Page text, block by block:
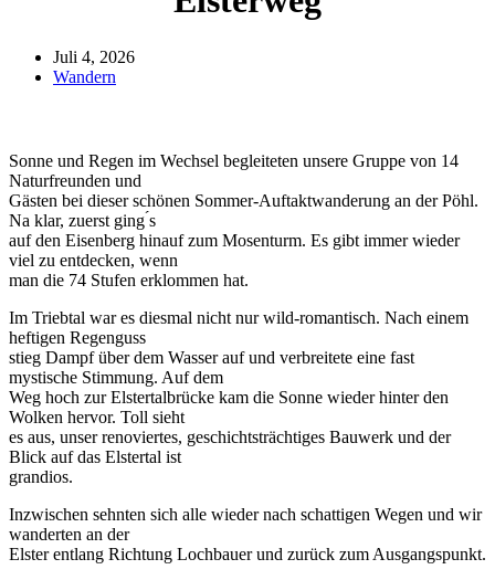
Juli 4, 2026
Wandern
Sonne und Regen im Wechsel begleiteten unsere Gruppe von 14
Naturfreunden und
Gästen bei dieser schönen Sommer-Auftaktwanderung an der Pöhl.
Na klar, zuerst ging ́s
auf den Eisenberg hinauf zum Mosenturm. Es gibt immer wieder
viel zu entdecken, wenn
man die 74 Stufen erklommen hat.
Im Triebtal war es diesmal nicht nur wild-romantisch. Nach einem
heftigen Regenguss
stieg Dampf über dem Wasser auf und verbreitete eine fast
mystische Stimmung. Auf dem
Weg hoch zur Elstertalbrücke kam die Sonne wieder hinter den
Wolken hervor. Toll sieht
es aus, unser renoviertes, geschichtsträchtiges Bauwerk und der
Blick auf das Elstertal ist
grandios.
Inzwischen sehnten sich alle wieder nach schattigen Wegen und wir
wanderten an der
Elster entlang Richtung Lochbauer und zurück zum Ausgangspunkt.